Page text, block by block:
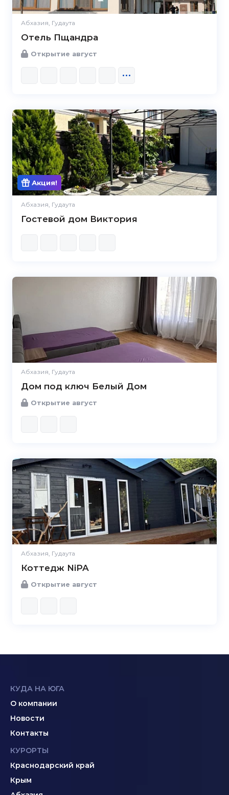
Абхазия, Гудаута
Отель Пщандра
Открытие август
Акция!
Абхазия, Гудаута
Гостевой дом Виктория
Абхазия, Гудаута
Дом под ключ Белый Дом
Открытие август
Абхазия, Гудаута
Коттедж NiPA
Открытие август
КУДА НА ЮГА
О компании
Новости
Контакты
КУРОРТЫ
Краснодарский край
Крым